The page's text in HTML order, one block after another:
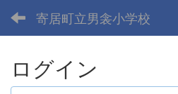
寄居町立男衾小学校
ログイン